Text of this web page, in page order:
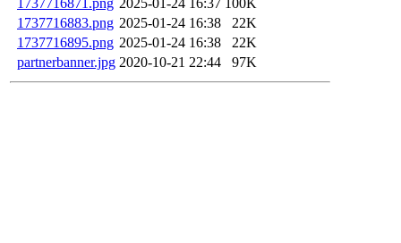
1737716883.png 2025-01-24 16:38
22K
1737716895.png 2025-01-24 16:38
22K
partnerbanner.jpg 2020-10-21 22:44 97K